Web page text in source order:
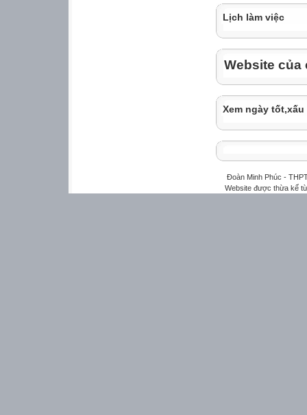
Lịch làm việc
Website của
Xem ngày tốt,xấu
Đoàn Minh Phúc -
Website được thừa kế